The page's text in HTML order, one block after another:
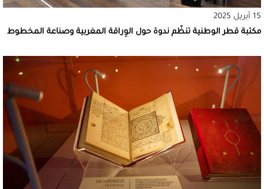
15 أبريل 2025
مكتبة قطر الوطنية تنظّم ندوة حول الوِراقة المغربية وصناعة المخطوط